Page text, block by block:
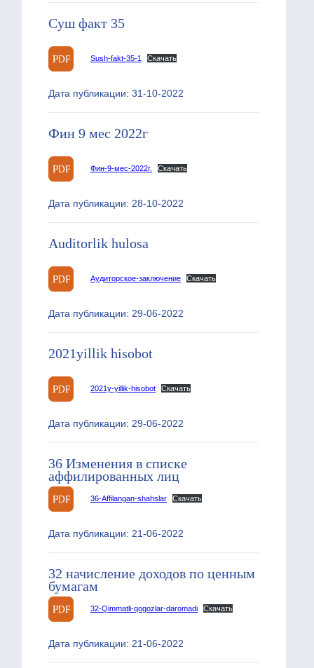
Суш факт 35
Sush-fakt-35-1 Скачать
Дата публикации: 31-10-2022
Фин 9 мес 2022г
Фин-9-мес-2022г. Скачать
Дата публикации: 28-10-2022
Auditorlik hulosa
Аудиторское-заключение Скачать
Дата публикации: 29-06-2022
2021yillik hisobot
2021y-yillik-hisobot Скачать
Дата публикации: 29-06-2022
36 Изменения в списке
аффилированных лиц
36-Affilangan-shahslar Скачать
Дата публикации: 21-06-2022
32 начисление доходов по ценным
бумагам
32-Qimmatli-qogozlar-daromadi Скачать
Дата публикации: 21-06-2022